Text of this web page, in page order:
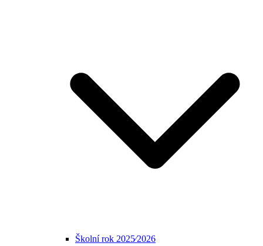
Školní rok 2025⁄2026